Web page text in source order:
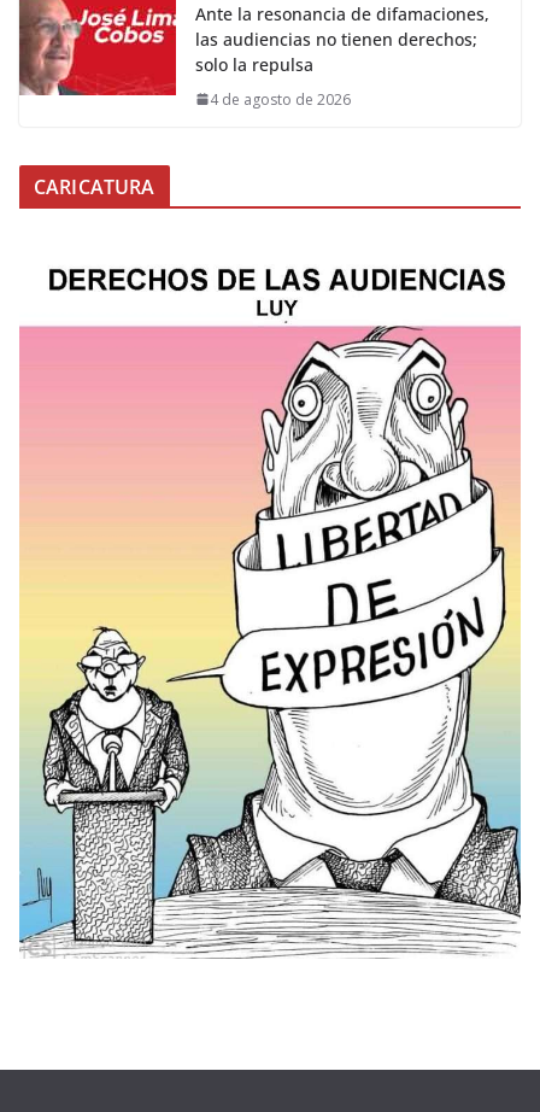
Ante la resonancia de difamaciones,
las audiencias no tienen derechos;
solo la repulsa
4 de agosto de 2026
CARICATURA